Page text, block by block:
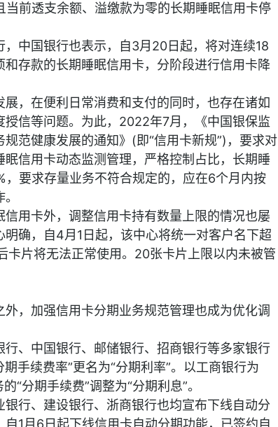
前透支余额、溢缴款为零的长期睡眠信用卡停
中国银行也表示，自3月20日起，将对连续18
存款的长期睡眠信用卡，分阶段进行信用卡降
，在便利日常消费和支付的同时，也存在诸如
信等问题。为此，2022年7月，《中国银保监
范健康发展的通知》(即“信用卡新规”)，要求对
信用卡动态监测管理，严格控制占比，长期睡
要求存量业务不符合规定的，应在6个月内按
用卡外，调整信用卡持有数量上限的情况也屡
确，自4月1日起，该中心将统一对客户名下超
卡片将无法正常使用。20张卡片上限以内未被管
，加强信用卡分期业务规范管理也成为优化调
、中国银行、邮储银行、招商银行等多家银行
手续费率”更名为“分期利率”。以工商银行为
“分期手续费”调整为“分期利息”。
行、建设银行、浙商银行也均宣布下线自动分
1月6日起下线信用卡自动分期功能，已签约自